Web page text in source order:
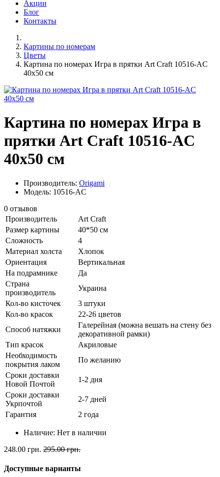
Акции
Блог
Контакты
Картины по номерам
Цветы
Картина по номерах Игра в прятки Art Craft 10516-AC
40x50 см
Картина по номерах Игра в
прятки Art Craft 10516-AC
40x50 см
Производитель: Origami
Модель: 10516-AC
0 отзывов
Производитель
Art Craft
Размер картины
40*50 см
Сложность
4
Материал холста
Хлопок
Ориентация
Вертикальная
На подрамнике
Да
Страна
производитель
Украина
Кол-во кисточек
3 штуки
Кол-во красок
22-26 цветов
Способ натяжки
Галерейная (можна вешать на стену без
декоративной рамки)
Тип красок
Акриловые
Необходимость
покрытия лаком
По желанию
Сроки доставки
Новой Почтой
1-2 дня
Сроки доставки
Укрпочтой
2-7 дней
Гарантия
2 года
Наличие: Нет в наличии
248.00 грн. 295.00 грн.
Доступные варианты